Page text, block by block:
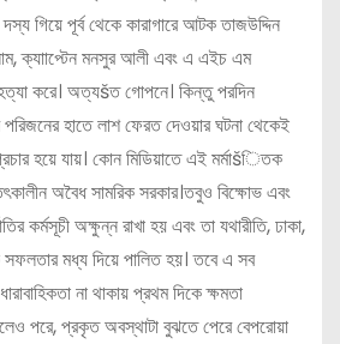
গিয়ে পূর্ব থেকে কারাগারে আটক তাজউদ্দিন
ক্যাাপ্টেন মনসুর আলী এবং এ এইচ এম
করে। অত্যšত গোপনে। কিন্তু পরদিন
পরিজনের হাতে লাশ ফেরত দেওয়ার ঘটনা থেকেই
হয়ে যায়। কোন মিডিয়াতে এই মর্মাšিতক
অবৈধ সামরিক সরকার।তবুও বিক্ষোভ এবং
কর্মসূচী অক্ষুন্ন রাখা হয় এবং তা যথারীতি, ঢাকা,
সফলতার মধ্য দিয়ে পালিত হয়। তবে এ সব
না থাকায় প্রথম দিকে ক্ষমতা
পরে, প্রকৃত অবস্থাটা বুঝতে পেরে বেপরোয়া